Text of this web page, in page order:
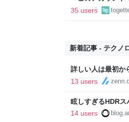
正論で盛大なカウ
「お前感情あるだ
35 users
新着記事 - テクノ
詳しい人は最初か
13 users
眩しすぎるHDR
14 users